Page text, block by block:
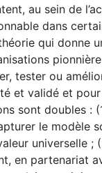
au sein de
dans
qui donne
tester ou
et validé et
sont doubles :
le modèle
universelle ;
en partenariat